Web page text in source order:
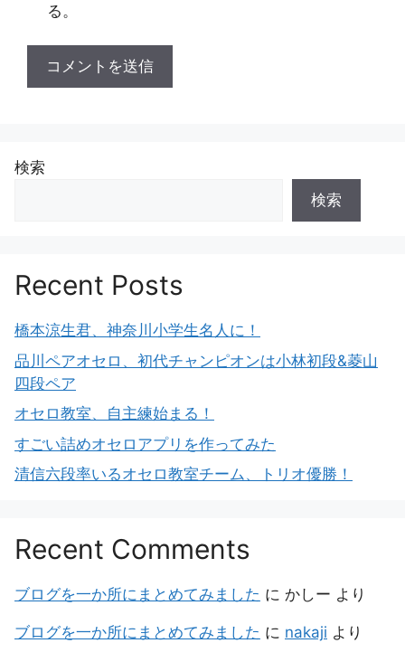
る。
検索
検索
Recent Posts
橋本涼生君、神奈川小学生名人に！
品川ペアオセロ、初代チャンピオンは小林初段&菱山
四段ペア
オセロ教室、自主練始まる！
すごい詰めオセロアプリを作ってみた
清信六段率いるオセロ教室チーム、トリオ優勝！
Recent Comments
ブログを一か所にまとめてみました に かしー より
ブログを一か所にまとめてみました に nakaji より